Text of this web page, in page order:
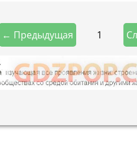
← Предыдущая 1